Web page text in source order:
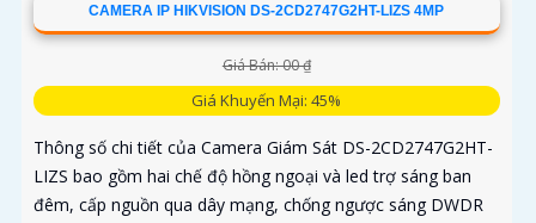
CAMERA IP HIKVISION DS-2CD2747G2HT-LIZS 4MP
Giá Bán: 00 ₫
Giá Khuyến Mại: 45%
Thông số chi tiết của Camera Giám Sát DS-2CD2747G2HT-
LIZS bao gồm hai chế độ hồng ngoại và led trợ sáng ban
đêm, cấp nguồn qua dây mạng, chống ngược sáng DWDR